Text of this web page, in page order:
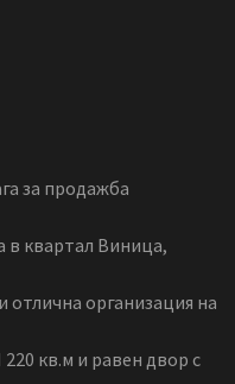
за продажба
в квартал Виница,
организация на
кв.м и равен двор с